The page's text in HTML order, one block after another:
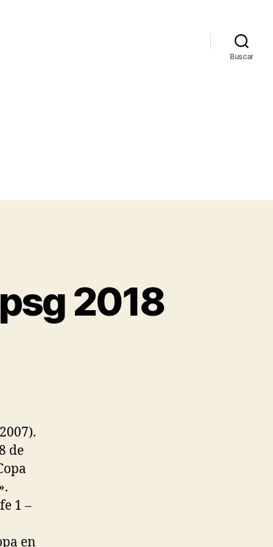
Buscar
2018
de
1 –
en